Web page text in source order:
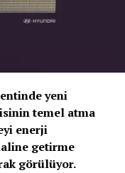
yeni
temel atma
enerji
getirme
görülüyor.